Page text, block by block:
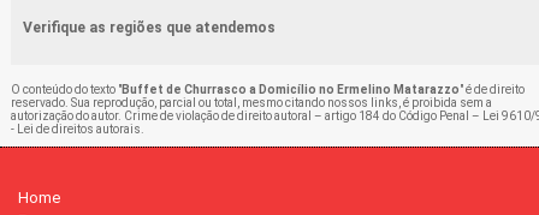
Verifique as regiões que atendemos
O conteúdo do texto "Buffet de Churrasco a Domicílio no Ermelino Matarazzo" é de direito
reservado. Sua reprodução, parcial ou total, mesmo citando nossos links, é proibida sem a
autorização do autor. Crime de violação de direito autoral – artigo 184 do Código Penal –
Lei 9610/
- Lei de direitos autorais
Home